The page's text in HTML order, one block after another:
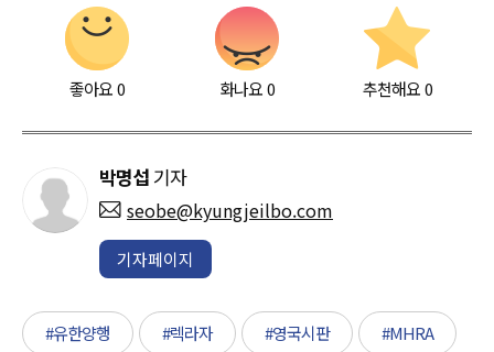
좋아요0 화나요0 추천해요 0
박명섭 기자
seobe@kyungjeilbo.com
기자페이지
#유한양행 #렉라자 #영국시판 #MHRA